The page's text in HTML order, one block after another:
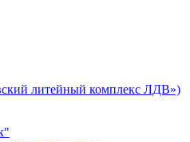
литейный комплекс ЛДВ»)